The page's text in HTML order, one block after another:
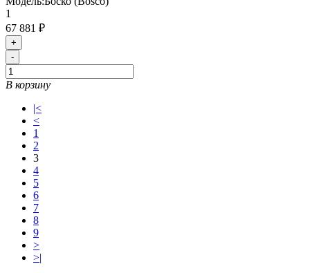
1
67 881 ₽
+
-
В корзину
|<
<
1
2
3
4
5
6
7
8
9
>
>|